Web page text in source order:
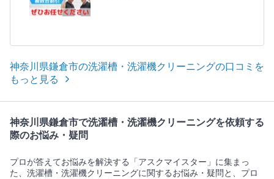
神奈川県鎌倉市の洗濯槽・洗濯機クリーニングの口コミを
もっと見る
神奈川県鎌倉市で洗濯槽・洗濯機クリーニングを依頼する
際のお悩み・疑問
プロが答えてお悩みを解決する「アスクマイスター」に集まっ
た、洗濯槽・洗濯機クリーニングに関するお悩み・疑問と、プロ